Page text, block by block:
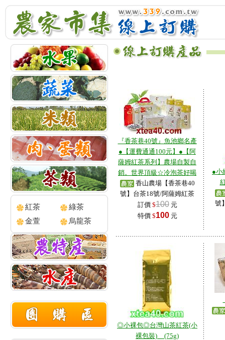
紅茶
綠茶
金萱
烏龍茶
『香茶巷40號』魚池鄉名產
●【運費通通100元】●【阿
薩姆紅茶系列】農場自製自
銷。世界頂級☆冷泡茶好喝
香山農場【香茶巷40
號】台茶18號/阿薩姆紅茶
訂價 $100元
特價 $100元
●小
號
◎小裸包◎台灣山茶紅茶(小
裸包裝)__(75g)